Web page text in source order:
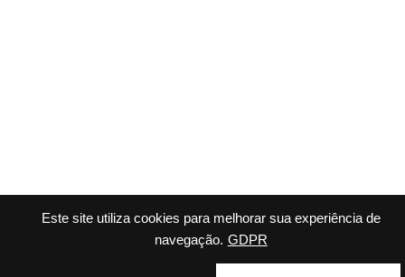
Este site utiliza cookies para melhorar sua experiência de
navegação. GDPR